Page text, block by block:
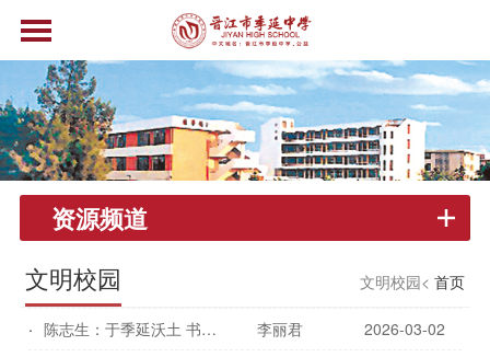
资源频道
文明校园 文明校园<首页
陈志生：于季延沃土 书青春华章(3月2日) 李丽君
2026-03-02